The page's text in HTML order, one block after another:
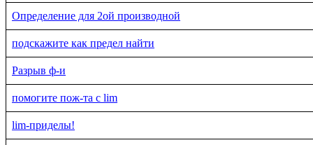
Определение для 2ой производной
подскажите как предел найти
Разрыв ф-и
помогите пож-та с lim
lim-приделы!